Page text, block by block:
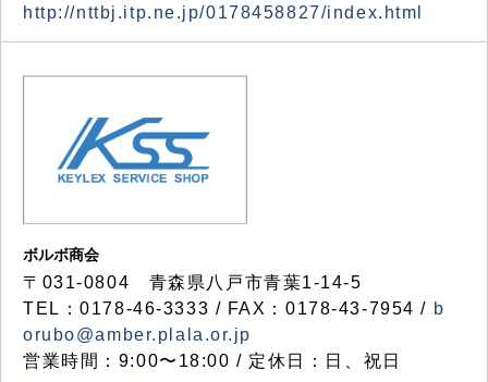
http://nttbj.itp.ne.jp/0178458827/index.html
ボルボ商会
〒031-0804 青森県八戸市青葉1-14-5
TEL：0178-46-3333 / FAX：0178-43-7954 / b
orubo@amber.plala.or.jp
営業時間：9:00〜18:00 / 定休日：日、祝日